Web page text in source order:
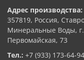
Адрес производства:
357819, Россия,
Минеральные Воды,
Первомайская, 73
Тел.: +7 (933) 173-64-94